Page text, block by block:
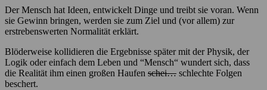
Der Mensch hat Ideen, entwickelt Dinge und treibt sie voran. Wenn
sie Gewinn bringen, werden sie zum Ziel und (vor allem) zur
erstrebenswerten Normalität erklärt.
Blöderweise kollidieren die Ergebnisse später mit der Physik, der
Logik oder einfach dem Leben und “Mensch“ wundert sich, dass
die Realität ihm einen großen Haufen schei… schlechte Folgen
beschert.